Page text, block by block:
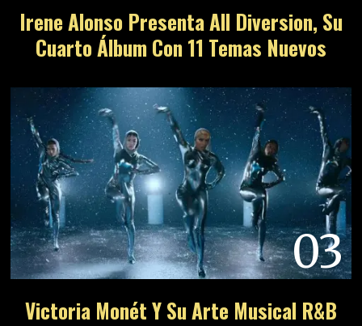
Irene Alonso Presenta All Diversion, Su
Cuarto Álbum Con 11 Temas Nuevos
03
Victoria Monét Y Su Arte Musical R&B